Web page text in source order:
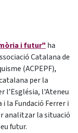
i futur" ha
Catalana de
(ACPEPF),
per la
l’Església, l'Ateneu
la Fundació Ferrer i
analitzar la situació
futur.